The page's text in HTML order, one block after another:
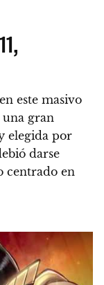
en este masivo
gran
elegida por
darse
centrado en